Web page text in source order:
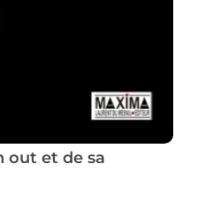
out et de sa